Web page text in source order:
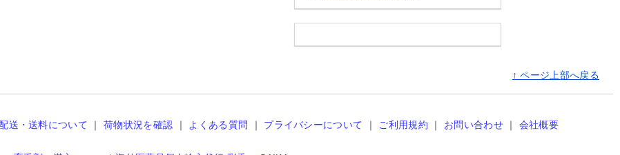
↑ ページ上部へ戻る
送・送料について ｜荷物状況を確認 ｜ よくある質問 ｜ プライバシーについて ｜ ご利用規約 ｜ お問い合わせ｜ 会社概要